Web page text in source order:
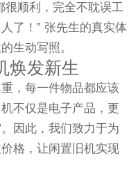
很顺利，完全不耽误工
了！” 张先生的真实体
生动写照。
焕发新生
，每一件物品都应该
不仅是电子产品，更
因此，我们致力于为
格，让闲置旧机实现